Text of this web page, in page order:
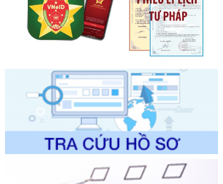
Số kí hiệu:2303/QĐ-UBND
Tên: Quyết định công bố Danh mục thủ tục hành chính mới
ban hành, được sửa đổi, bổ sung, bị bãi bỏ và phê duyệt
Quy trình nội bộ, quy trình điện tử giải quyết thủ tục hành
chính trong một số lĩnh vực thuộc phạm vi chức năng quản
Ngày ban hành: 01/06/2026
Số kí hiệu:2304/QĐ-UBND
Tên: Quyết định công bố Danh mục thủ tục hành chính
được sửa đổi, bổ sung và phê duyệt Quy trình nội bộ, quy
trình điện tử giải quyết thủ tục hành chính trong lĩnh vực Du
lịch thuộc phạm vi chức năng quản lý của Sở Văn hóa, Thể
thao và Du lịch
Ngày ban hành: 01/06/2026
Tên: Về việc công bố Danh mục thủ tục hành chính sửa
đổi, bổ sung và phê duyệt Quy trình nội bộ, quy trình điện tử